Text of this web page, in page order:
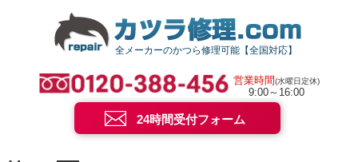
全メーカーのかつら修理可能【全国対応】
営業時間(水曜日定休)
9:00～16:00
24時間受付フォーム